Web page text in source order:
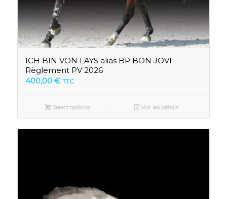
ICH BIN VON LAYS alias BP BON JOVI –
Règlement PV 2026
400,00 € TTC
Select options Voir les détails